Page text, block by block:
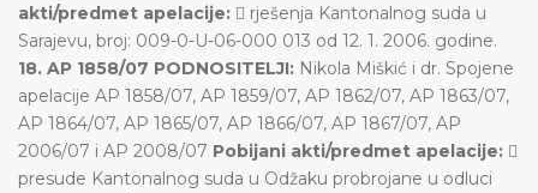
akti/predmet apelacije:  rješenja Kantonalnog suda u
Sarajevu, broj: 009-0-U-06-000 013 od 12. 1. 2006. godine.
18. AP 1858/07 PODNOSITELJI: Nikola Miškić i dr. Spojene
apelacije AP 1858/07, AP 1859/07, AP 1862/07, AP 1863/07,
AP 1864/07, AP 1865/07, AP 1866/07, AP 1867/07, AP
2006/07 i AP 2008/07 Pobijani akti/predmet apelacije: 
presude Kantonalnog suda u Odžaku probrojane u odluci